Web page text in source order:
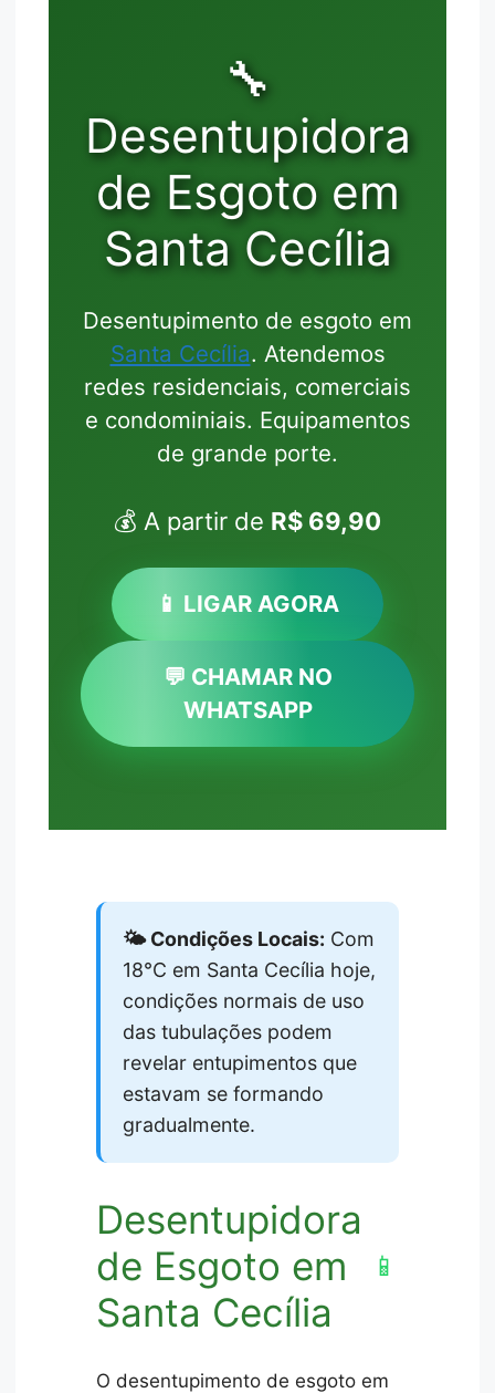
🔧
Desentupidora
de Esgoto em
Santa Cecília
Desentupimento de esgoto em
Santa Cecília. Atendemos
redes residenciais, comerciais
e condominiais. Equipamentos
de grande porte.
💰 A partir de R$ 69,90
📱 LIGAR AGORA
💬 CHAMAR NO
WHATSAPP
🌤️ Condições Locais: Com
18°C em Santa Cecília hoje,
condições normais de uso
das tubulações podem
revelar entupimentos que
estavam se formando
gradualmente.
Desentupidora
de Esgoto em
Santa Cecília
📱
O desentupimento de esgoto em